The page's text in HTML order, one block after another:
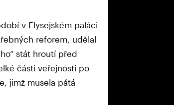
v Elysejském paláci
reforem, udělal
stát hroutí před
části veřejnosti po
jimž musela pátá